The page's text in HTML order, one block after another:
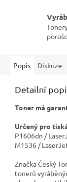
Popis Diskuze
Detailní
Toner má
Určený pro
P1606dn /
M1536 /
Značka Český
tonerů